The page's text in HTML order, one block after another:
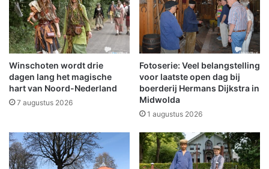
i
n
m
i
l
i
e
u
i
e
n
r
s
t
a
a
l
i
n
n
s
c
Winschoten wordt drie
dagen lang het magische
hart van Noord-Nederland
7 augustus 2026
Fotoserie: Veel belangstelling
voor laatste open dag bij
boerderij Hermans Dijkstra in
Midwolda
1 augustus 2026